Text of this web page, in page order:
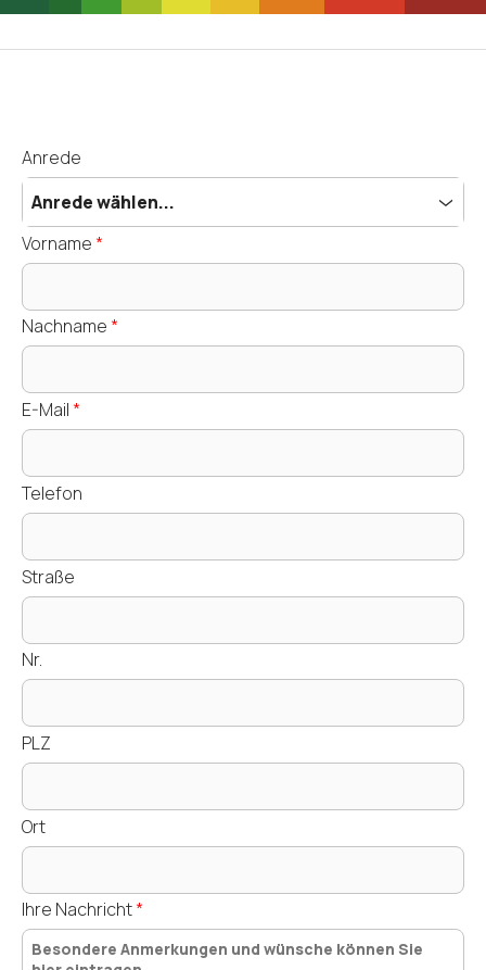
Anrede
Anrede wählen...
Vorname *
Nachname *
E-Mail *
Telefon
Straße
Nr.
PLZ
Ort
Ihre Nachricht*